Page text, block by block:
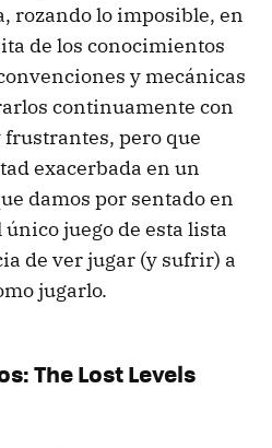
rozando lo imposible, en
de los conocimientos
y mecánicas
continuamente con
pero que
exacerbada en un
damos por sentado en
juego de esta lista
de ver jugar (y sufrir) a
jugarlo.
The Lost Levels